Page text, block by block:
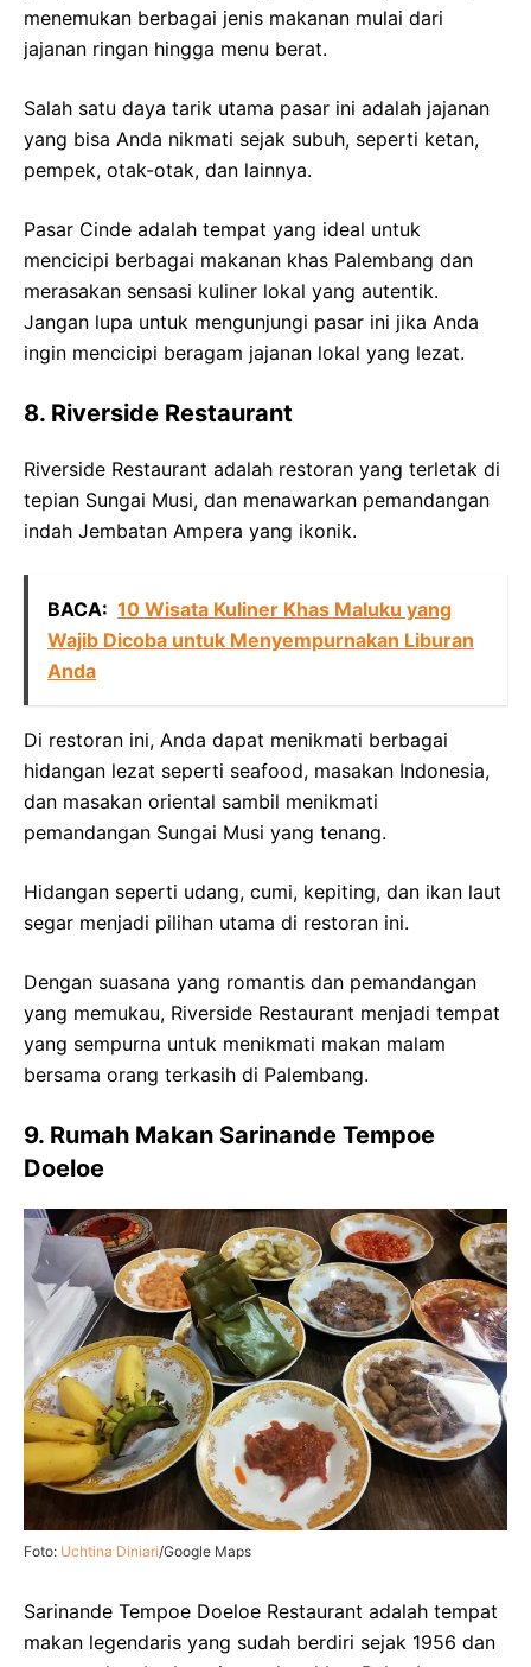
menemukan berbagai jenis makanan mulai dari
jajanan ringan hingga menu berat.
Salah satu daya tarik utama pasar ini adalah jajanan
yang bisa Anda nikmati sejak subuh, seperti ketan,
pempek, otak-otak, dan lainnya.
Pasar Cinde adalah tempat yang ideal untuk
mencicipi berbagai makanan khas Palembang dan
merasakan sensasi kuliner lokal yang autentik.
Jangan lupa untuk mengunjungi pasar ini jika Anda
ingin mencicipi beragam jajanan lokal yang lezat.
8. Riverside Restaurant
Riverside Restaurant adalah restoran yang terletak di
tepian Sungai Musi, dan menawarkan pemandangan
indah Jembatan Ampera yang ikonik.
BACA: 10 Wisata Kuliner Khas Maluku yang
Wajib Dicoba untuk Menyempurnakan Liburan
Anda
Di restoran ini, Anda dapat menikmati berbagai
hidangan lezat seperti seafood, masakan Indonesia,
dan masakan oriental sambil menikmati
pemandangan Sungai Musi yang tenang.
Hidangan seperti udang, cumi, kepiting, dan ikan laut
segar menjadi pilihan utama di restoran ini.
Dengan suasana yang romantis dan pemandangan
yang memukau, Riverside Restaurant menjadi tempat
yang sempurna untuk menikmati makan malam
bersama orang terkasih di Palembang.
9. Rumah Makan Sarinande Tempoe
Doeloe
Foto: Uchtina Diniari/Google Maps
Sarinande Tempoe Doeloe Restaurant adalah tempat
makan legendaris yang sudah berdiri sejak 1956 dan